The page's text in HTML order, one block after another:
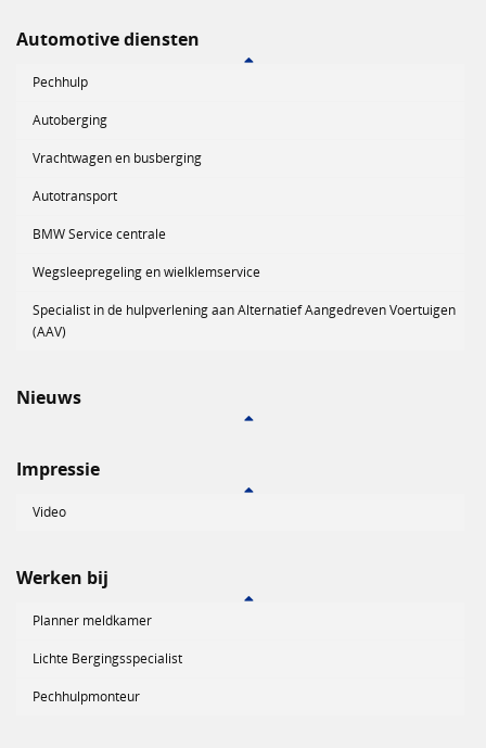
Automotive diensten
Pechhulp
Autoberging
Vrachtwagen en busberging
Autotransport
BMW Service centrale
Wegsleepregeling en wielklemservice
Specialist in de hulpverlening aan Alternatief Aangedreven Voertuigen
(AAV)
Nieuws
Impressie
Video
Werken bij
Planner meldkamer
Lichte Bergingsspecialist
Pechhulpmonteur